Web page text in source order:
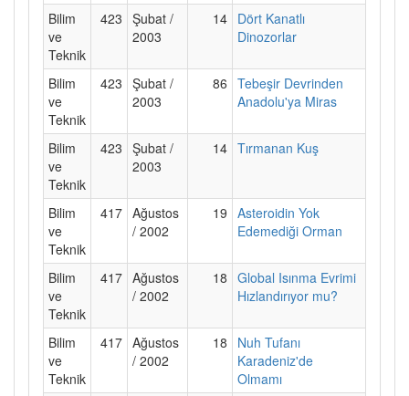
Bilim
ve
Teknik
423 Şubat /
2003
14 Dört Kanatlı
Dinozorlar
Bilim
ve
Teknik
423 Şubat /
2003
86 Tebeşir Devrinden
Anadolu'ya Miras
Bilim
ve
Teknik
423 Şubat /
2003
14 Tırmanan Kuş
Bilim
ve
Teknik
417 Ağustos
/ 2002
19 Asteroidin Yok
Edemediği Orman
Bilim
ve
Teknik
417 Ağustos
/ 2002
18 Global Isınma Evrimi
Hızlandırıyor mu?
Bilim
ve
Teknik
417 Ağustos
/ 2002
18
Nuh Tufanı
Karadeniz'de
Olmamı